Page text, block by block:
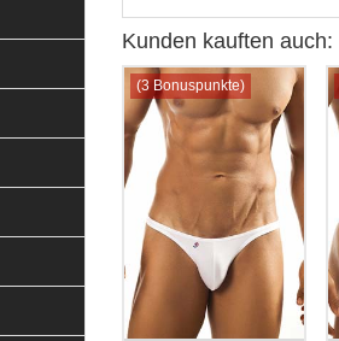
Kunden kauften auch:
(3 Bonuspunkte)